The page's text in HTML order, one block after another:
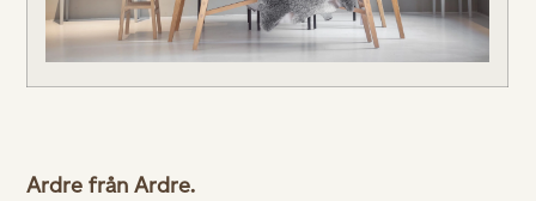
Ardre från Ardre.